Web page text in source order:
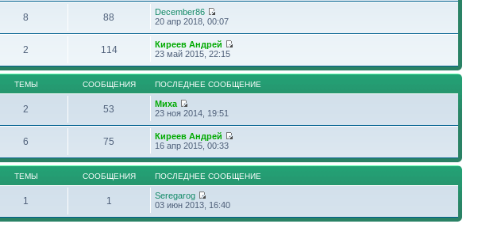
8 88
December86
20 апр 2018, 00:07
2 114
Киреев Андрей
23 май 2015, 22:15
ТЕМЫ СООБЩЕНИЯ ПОСЛЕДНЕЕ СООБЩЕНИЕ
2 53
Миха
23 ноя 2014, 19:51
6 75
Киреев Андрей
16 апр 2015, 00:33
ТЕМЫ СООБЩЕНИЯ ПОСЛЕДНЕЕ СООБЩЕНИЕ
1 1
Seregarog
03 июн 2013, 16:40